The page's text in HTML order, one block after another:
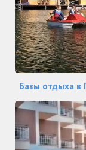
Базы отдыха в